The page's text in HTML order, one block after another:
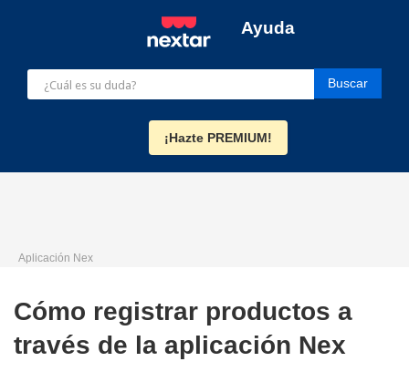
Ayuda
¡Hazte PREMIUM!
Aplicación Nex
Cómo registrar productos a
través de la aplicación Nex